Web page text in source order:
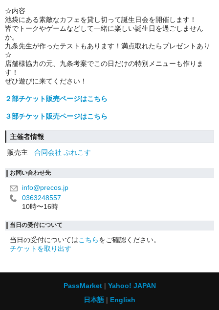
☆内容
池袋にある素敵なカフェを貸し切って誕生日会を開催します！
皆でトークやゲームなどして一緒に楽しい誕生日を過ごしません
か。
九条先生が作ったテストもあります！満点取れたらプレゼントあり
☆
店舗様協力の元、九条考案でこの日だけの特別メニューも作りま
す！
ぜひ遊びに来てください！
２部チケット販売ページはこちら
３部チケット販売ページはこちら
主催者情報
販売主
合同会社 ぷれこす
お問い合わせ先
info@precos.jp
0363248557
10時〜16時
当日の受付について
当日の受付についてはこちらをご確認ください。
チケットを取り出す
PassMarket
Yahoo! JAPAN
日本語
English